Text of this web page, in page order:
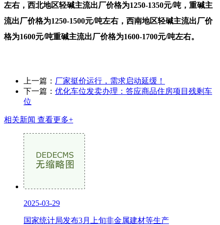
左右，西北地区轻碱主流出厂价格为1250-1350元/吨，重碱主
流出厂价格为1250-1500元/吨左右，西南地区轻碱主流出厂价
格为1600元/吨重碱主流出厂价格为1600-1700元/吨左右。
上一篇： 厂家挺价运行，需求启动延缓！
下一篇： 优化车位发卖办理：答应商品住房项目残剩车
位
相关新闻 查看更多+
2025-03-29
国家统计局发布3月上旬非金属建材等生产